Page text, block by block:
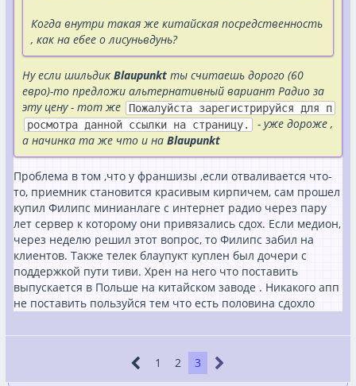
Когда внутри такая же китайская посредственность
, как на ебее о лисуньвдунь?
Ну если шильдик Blaupunkt ты считаешь дорого (60
евро)-то предложи альтернативный вариант Радио за
эту цену - тот же
Пожалуйста зарегистрируйся для п
росмотра данной ссылки на страницу.
- уже дороже ,
а начинка та же что и на Blaupunkt
Проблема в том ,что у франшизы ,если отваливается что-
то, приемник становится красивым кирпичем, сам прошел
купил Филипс минианлаге с интернет радио через пару
лет сервер к которому они привязались сдох. Если медион,
через неделю решил этот вопрос, то Филипс забил на
клиентов. Также телек блаупукт куплен был дочери с
поддержкой пути тиви. Хрен на него что поставить
выпускается в Польше на китайском заводе . Никакого апп
не поставить пользуйся тем что есть половина сдохло
1 2 3